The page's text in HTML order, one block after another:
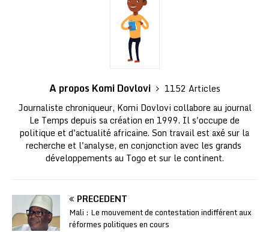
A propos Komi Dovlovi
1152 Articles
Journaliste chroniqueur, Komi Dovlovi collabore au journal
Le Temps depuis sa création en 1999. Il s'occupe de
politique et d'actualité africaine. Son travail est axé sur la
recherche et l'analyse, en conjonction avec les grands
développements au Togo et sur le continent.
PRÉCÉDENT
Mali : Le mouvement de contestation indifférent aux
réformes politiques en cours